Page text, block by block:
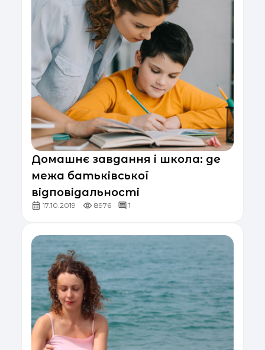
Домашнє завдання і школа: де
межа батьківської
відповідальності
17.10.2019 8976 1